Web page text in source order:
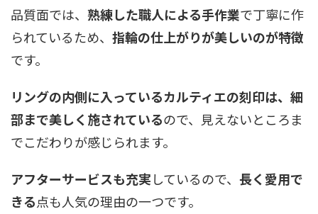
品質面では、 熟練した職人による手作業で丁寧に作
られているため、 指輪の仕上がりが美しいのが特徴
です。
リングの内側に入っているカルティエの刻印は、細
部まで美しく施されているので、見えないところま
でこだわりが感じられます。
アフターサービスも充実しているので、 長く愛用で
きる点も人気の理由の一つです。